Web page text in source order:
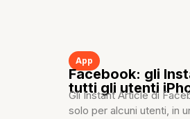
App
Facebook: gli
tutti gli utenti
Gli Instant Article di
solo per alcuni utenti, in